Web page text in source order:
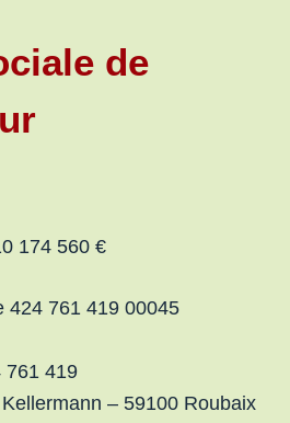
de
174 560 €
424 761 419 00045
761 419
– 59100 Roubaix